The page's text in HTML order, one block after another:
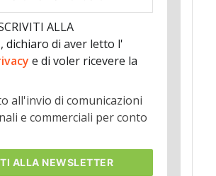
ALLA
dichiaro di aver letto l'
e di voler ricevere la
all'invio di comunicazioni
e commerciali per conto
ALLA NEWSLETTER